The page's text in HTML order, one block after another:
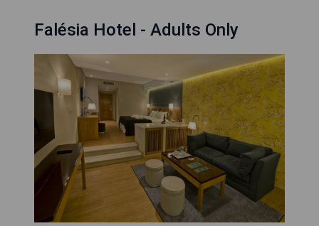
Falésia Hotel - Adults Only